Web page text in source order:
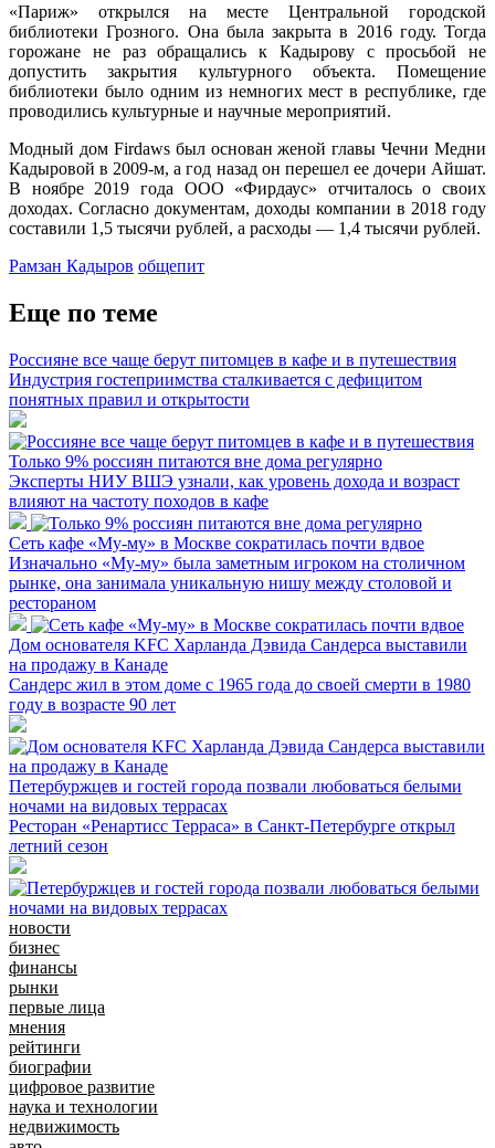
«Париж» открылся на месте Центральной городской
библиотеки Грозного. Она была закрыта в 2016 году. Тогда
горожане не раз обращались к Кадырову с просьбой не
допустить закрытия культурного объекта. Помещение
библиотеки было одним из немногих мест в республике, где
проводились культурные и научные мероприятий.
Модный дом Firdaws был основан женой главы Чечни Медни
Кадыровой в 2009-м, а год назад он перешел ее дочери Айшат.
В ноябре 2019 года ООО «Фирдаус» отчиталось о своих
доходах. Согласно документам, доходы компании в 2018 году
составили 1,5 тысячи рублей, а расходы — 1,4 тысячи рублей.
Рамзан Кадыров общепит
Еще по теме
Россияне все чаще берут питомцев в кафе и в путешествия
Индустрия гостеприимства сталкивается с дефицитом
понятных правил и открытости
Только 9% россиян питаются вне дома регулярно
Эксперты НИУ ВШЭ узнали, как уровень дохода и возраст
влияют на частоту походов в кафе
Сеть кафе «Му-му» в Москве сократилась почти вдвое
Изначально «Му-му» была заметным игроком на столичном
рынке, она занимала уникальную нишу между столовой и
рестораном
Дом основателя KFC Харланда Дэвида Сандерса выставили
на продажу в Канаде
Сандерс жил в этом доме с 1965 года до своей смерти в 1980
году в возрасте 90 лет
Петербуржцев и гостей города позвали любоваться белыми
ночами на видовых террасах
Ресторан «Ренартисс Терраса» в Санкт-Петербурге открыл
летний сезон
новости
бизнес
финансы
рынки
первые лица
мнения
рейтинги
биографии
цифровое развитие
наука и технологии
недвижимость